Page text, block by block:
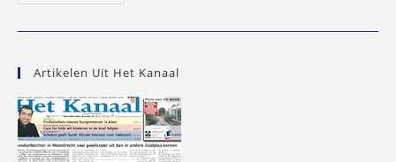
Artikelen Uit Het Kanaal